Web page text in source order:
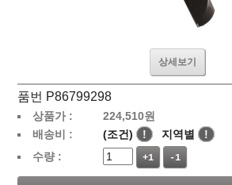
상세보기
품번 P86799298
상품가 : 224,510원
배송비 :
(조건) ! 지역별
!
수량 :
+1 -1